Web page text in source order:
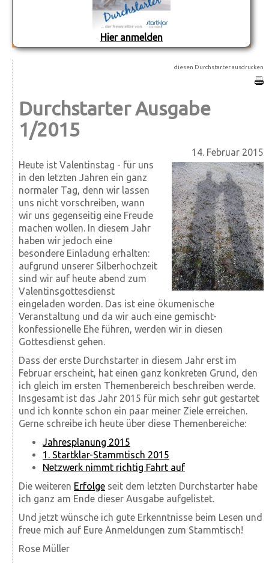
Hier anmelden
diesen Durchstarter ausdrucken
Durchstarter Ausgabe
1/2015
14. Februar 2015
Heute ist Valentinstag - für uns
in den letzten Jahren ein ganz
normaler Tag, denn wir lassen
uns nicht vorschreiben, wann
wir uns gegenseitig eine Freude
machen wollen. In diesem Jahr
haben wir jedoch eine
besondere Einladung erhalten:
aufgrund unserer Silber­hochzeit
sind wir auf heute abend zum
Valentinsgottesdienst
eingeladen worden. Das ist eine ökumenische
Veranstaltung und da wir auch eine gemischt-
konfessionelle Ehe führen, werden wir in diesen
Gottesdienst gehen.
Dass der erste Durchstarter in diesem Jahr erst im
Februar erscheint, hat einen ganz konkreten Grund, den
ich gleich im ersten Themenbereich beschreiben werde.
Insgesamt ist das Jahr 2015 für mich sehr gut gestartet
und ich konnte schon ein paar meiner Ziele erreichen.
Gerne schreibe ich heute über diese Themenbereiche:
Jahresplanung 2015
1. Startklar-Stammtisch 2015
Netzwerk nimmt richtig Fahrt auf
Die weiteren Erfolge seit dem letzten Durchstarter habe
ich ganz am Ende dieser Ausgabe aufgelistet.
Und jetzt wünsche ich gute Erkenntnisse beim Lesen und
freue mich auf Eure Anmeldungen zum Stammtisch!
Rose Müller